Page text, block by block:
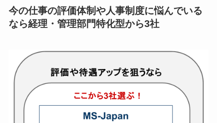
今の仕事の評価体制や人事制度に悩んでいる
なら経理・管理部門特化型から3社